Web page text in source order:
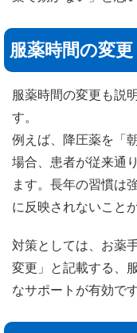
服薬時間の変更
服薬時間の変更も説
す。
例えば、降圧薬を「
場合、患者が従来通
ます。長年の習慣は
に反映されないこと
対策としては、お薬
変更」と記載する、
なサポートが有効です